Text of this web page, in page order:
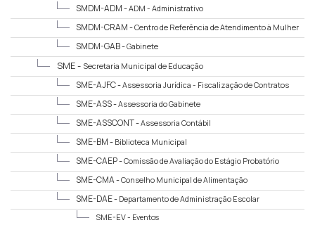
SMDM-ADM -ADM - Administrativo
SMDM-CRAM -Centro de Referência de Atendimento à Mulher
SMDM-GAB -Gabinete
SME - Secretaria Municipal de Educação
SME-AJFC -Assessoria Jurídica - Fiscalização de Contratos
SME-ASS -Assessoria do Gabinete
SME-ASSCONT -Assessoria Contábil
SME-BM - Biblioteca Municipal
SME-CAEP -Comissão de Avaliação do Estágio Probatório
SME-CMA -Conselho Municipal de Alimentação
SME-DAE - Departamento de Administração Escolar
SME-EV - Eventos